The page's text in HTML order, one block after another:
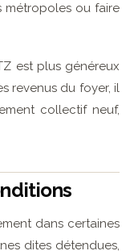
métropoles ou faire
est plus généreux
revenus du foyer, il
collectif neuf,
dans certaines
dites détendues,